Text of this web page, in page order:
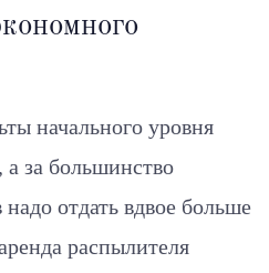
начального уровня
а за большинство
отдать вдвое больше
распылителя